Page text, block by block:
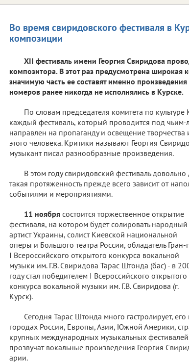
Во время свиридовского фестиваля в
композиции
XII фестиваль имени Георгия Свиридова
композитора. В этот раз предусмотрена широкая
значимую часть ее составят именно
номеров ранее никогда не исполнялись в Курске.
По словам председателя комитета по
каждый фестиваль, который проводится под
направлен на пропаганду и освещение
этого человека. Критики называют Георгия
музыкант писал разнообразные произведения.
В этом году свиридовский фестиваль
такая протяженность прежде всего зависит от
событиями и мероприятиями.
11 ноября состоится торжественное открытие
фестиваля, на котором будет солировать народный
артист Украины, солист Киевской национальной
оперы и Большого театра России, обладатель Гран-
I Всероссийского открытого конкурса вокальной
музыки им. Г.В. Свиридова Тарас Штонда (бас) - в
году стал победителем I Всероссийского открытого
конкурса вокальной музыки им. Г.В. Свиридова (г.
Курск).
Сегодня Тарас Штонда много гастролирует,
городах России, Европы, Азии, Южной Америки,
крупных международных музыкальных
прозвучат вокальные произведения Георгия
арии.